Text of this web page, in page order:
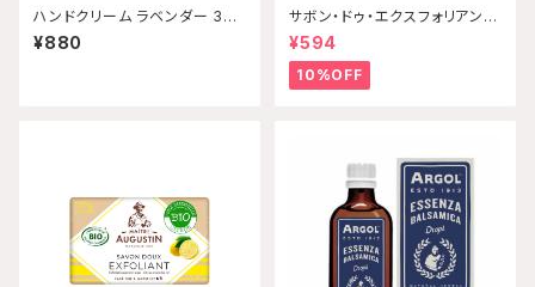
ハンドクリーム ラベンダー 30
mL 【配送グループQ】
¥880
サボン・ドゥ・エクスフォリアン
ト・ビオ タイム 100g Maitre
Augustin 【配送グループQ】
¥594
10%OFF